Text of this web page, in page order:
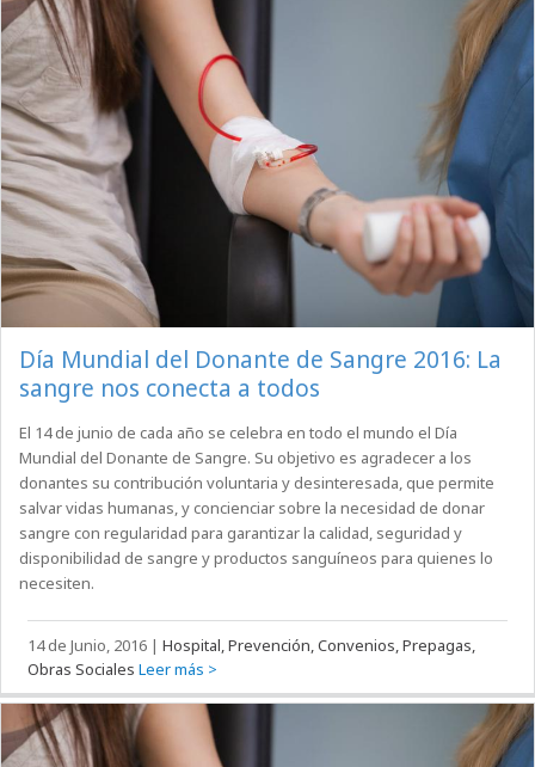
Día Mundial del Donante de Sangre 2016: La
sangre nos conecta a todos
El 14 de junio de cada año se celebra en todo el mundo el Día
Mundial del Donante de Sangre. Su objetivo es agradecer a los
donantes su contribución voluntaria y desinteresada, que permite
salvar vidas humanas, y concienciar sobre la necesidad de donar
sangre con regularidad para garantizar la calidad, seguridad y
disponibilidad de sangre y productos sanguíneos para quienes lo
necesiten.
14 de Junio, 2016 |Hospital, Prevención, Convenios, Prepagas,
Obras Sociales Leer más >